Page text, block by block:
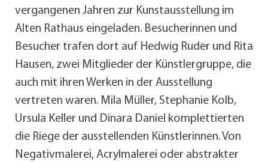
vergangenen Jahren zur Kunstausstellung im
Alten Rathaus eingeladen. Besucherinnen und
Besucher trafen dort auf Hedwig Ruder und Rita
Hausen, zwei Mitglieder der Künstlergruppe, die
auch mit ihren Werken in der Ausstellung
vertreten waren. Mila Müller, Stephanie Kolb,
Ursula Keller und Dinara Daniel komplettierten
die Riege der ausstellenden Künstlerinnen. Von
Negativmalerei, Acrylmalerei oder abstrakter